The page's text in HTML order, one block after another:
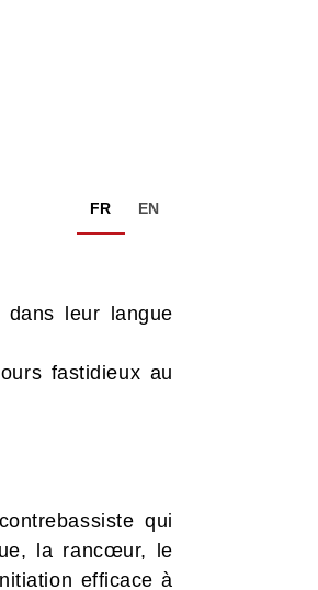
FR EN
leur langue
fastidieux au
qui
la rancœur, le
efficace à